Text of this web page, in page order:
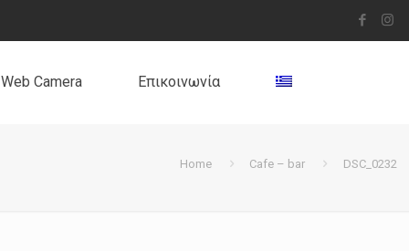
Web Camera Επικοινωνία
Home Cafe – bar DSC_0232